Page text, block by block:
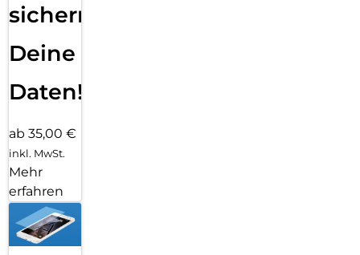
sichern
Deine
Daten!
ab 35,00 €
inkl. MwSt.
Mehr
erfahren